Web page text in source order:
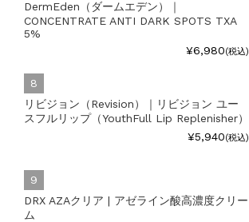
DermEden（ダームエデン）｜
CONCENTRATE ANTI DARK SPOTS TXA
5%
¥6,980(税込)
リビジョン（Revision）｜リビジョン ユー
スフルリップ（YouthFull Lip Replenisher）
¥5,940(税込)
DRX AZAクリア | アゼライン酸高濃度クリー
ム